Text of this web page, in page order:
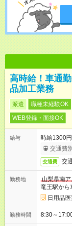
高時給！車通
品加工業務
派遣 職種未経験OK
WEB登録・面接OK
給与
時給1300
交通費
交通費 交
勤務地
山梨県南
竜王駅から
日用品
勤務時間